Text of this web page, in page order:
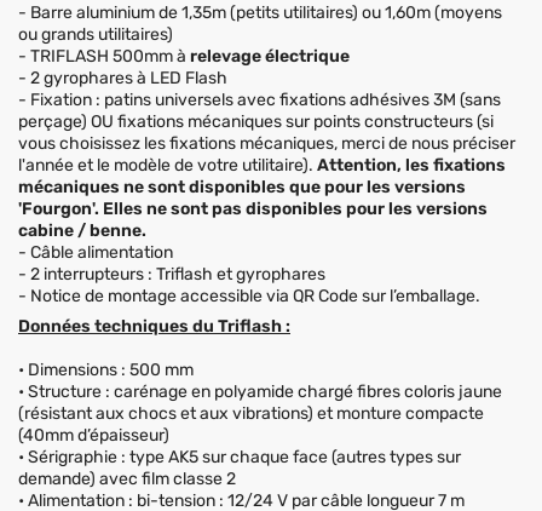
- Barre aluminium de 1,35m (petits utilitaires) ou 1,60m (moyens
ou grands utilitaires)
- TRIFLASH 500mm à relevage électrique
- 2 gyrophares à LED Flash
- Fixation : patins universels avec fixations adhésives 3M (sans
perçage) OU fixations mécaniques sur points constructeurs (si
vous choisissez les fixations mécaniques, merci de nous préciser
l'année et le modèle de votre utilitaire). Attention, les fixations
mécaniques ne sont disponibles que pour les versions
'Fourgon'. Elles ne sont pas disponibles pour les versions
cabine / benne.
- Câble alimentation
- 2 interrupteurs : Triflash et gyrophares
- Notice de montage accessible via QR Code sur l’emballage.
Données techniques du Triflash :
• Dimensions : 500 mm
• Structure : carénage en polyamide chargé fibres coloris jaune
(résistant aux chocs et aux vibrations) et monture compacte
(40mm d’épaisseur)
• Sérigraphie : type AK5 sur chaque face (autres types sur
demande) avec film classe 2
• Alimentation : bi-tension : 12/24 V par câble longueur 7 m